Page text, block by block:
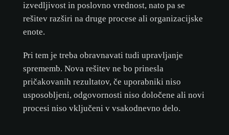
izvedljivost in poslovno vrednost, nato pa se
rešitev razširi na druge procese ali organizacijske
enote.
Pri tem je treba obravnavati tudi upravljanje
sprememb. Nova rešitev ne bo prinesla
pričakovanih rezultatov, če uporabniki niso
usposobljeni, odgovornosti niso določene ali novi
procesi niso vključeni v vsakodnevno delo.